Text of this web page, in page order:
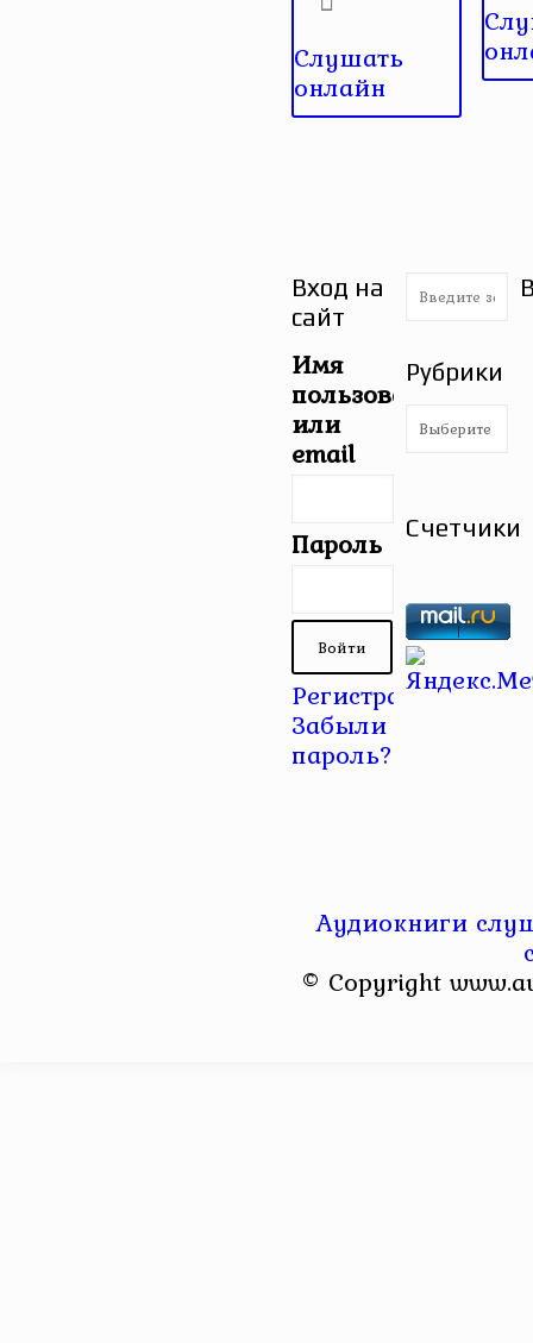
Слушать
онлайн
Вход на
сайт
Имя
пользователя
или
email
Пароль
Регистрация |
Забыли
пароль?
Рубрики
Рубрики
Счетчики
Аудиокниги
© Copyright